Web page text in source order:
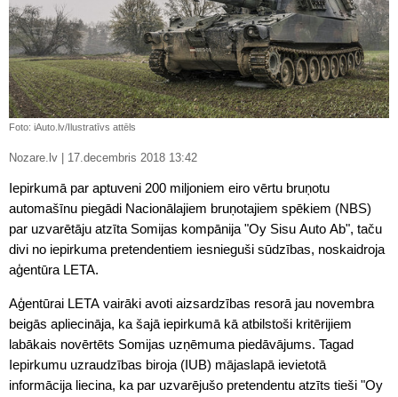
Foto: iAuto.lv/Ilustratīvs attēls
Nozare.lv | 17.decembris 2018 13:42
Iepirkumā par aptuveni 200 miljoniem eiro vērtu bruņotu
automašīnu piegādi Nacionālajiem bruņotajiem spēkiem (NBS)
par uzvarētāju atzīta Somijas kompānija "Oy Sisu Auto Ab", taču
divi no iepirkuma pretendentiem iesnieguši sūdzības, noskaidroja
aģentūra LETA.
Aģentūrai LETA vairāki avoti aizsardzības resorā jau novembra
beigās apliecināja, ka šajā iepirkumā kā atbilstoši kritērijiem
labākais novērtēts Somijas uzņēmuma piedāvājums. Tagad
Iepirkumu uzraudzības biroja (IUB) mājaslapā ievietotā
informācija liecina, ka par uzvarējušo pretendentu atzīts tieši "Oy